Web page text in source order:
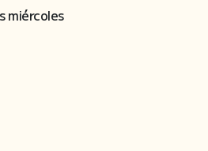
miércoles